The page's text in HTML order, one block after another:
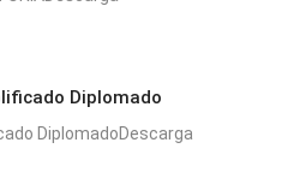
Diplomado
DiplomadoDescarga